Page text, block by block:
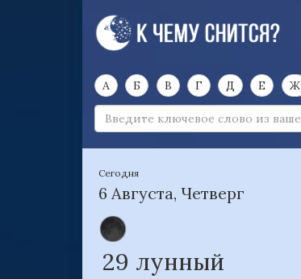
А Б В Г Д Е Ж
Сегодня
6 Августа, Четверг
29 лунный